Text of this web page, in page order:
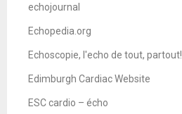
echojournal
Echopedia.org
Echoscopie, l'echo de tout, partout!
Edimburgh Cardiac Website
ESC cardio – écho